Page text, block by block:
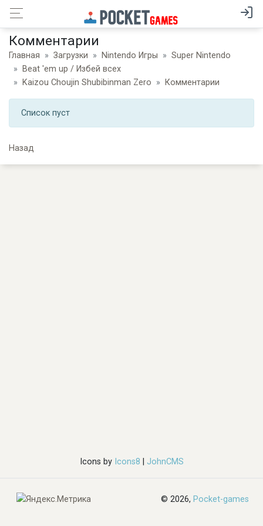
Комментарии
Главная Загрузки Nintendo Игры
Super Nintendo
Beat 'em up / Избей всех
Kaizou Choujin Shubibinman Zero
Комментарии
Список пуст
Назад
Icons byIcons8 JohnCMS
© 2026, Pocket-games